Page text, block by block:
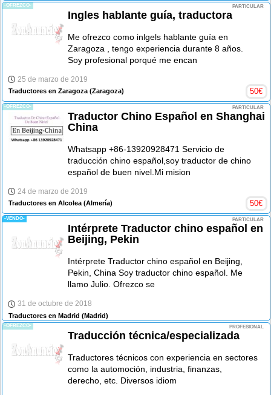
-OFREZCO- PARTICULAR
Ingles hablante guía, traductora
Me ofrezco como inlgels hablante guía en
Zaragoza , tengo experiencia durante 8 años.
Soy profesional porqué me encan
25 de marzo de 2019
Traductores en Zaragoza (Zaragoza) 50€
-OFREZCO- PARTICULAR
Traductor Chino Español en Shanghai
China
Whatsapp +86-13920928471 Servicio de
traducción chino español,soy traductor de chino
español de buen nivel.Mi mision
24 de marzo de 2019
Traductores en Alcolea (Almería) 50€
-VENDO- PARTICULAR
Intérprete Traductor chino español en
Beijing, Pekin
Intérprete Traductor chino español en Beijing,
Pekin, China Soy traductor chino español. Me
llamo Julio. Ofrezco se
31 de octubre de 2018
Traductores en Madrid (Madrid)
-OFREZCO- PROFESIONAL
Traducción técnica/especializada
Traductores técnicos con experiencia en sectores
como la automoción, industria, finanzas,
derecho, etc. Diversos idiom